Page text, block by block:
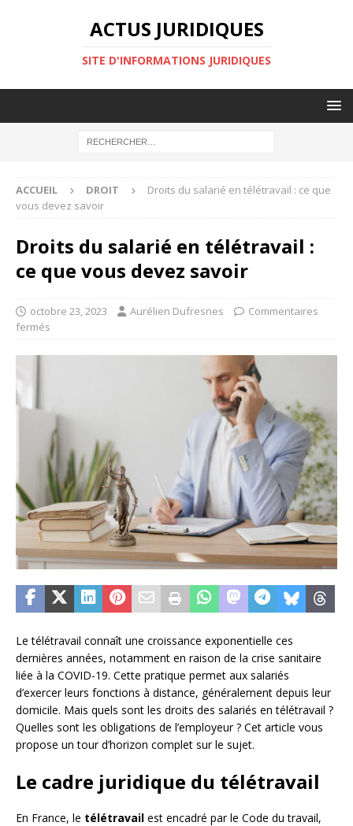
ACTUS JURIDIQUES
SITE D'INFORMATIONS JURIDIQUES
ACCUEIL DROIT
Droits du salarié en télétravail : ce que
vous devez savoir
Droits du salarié en télétravail :
ce que vous devez savoir
octobre 23, 2023 Aurélien Dufresnes
Commentaires
fermés
Le télétravail connaît une croissance exponentielle ces
dernières années, notamment en raison de la crise sanitaire
liée à la COVID-19. Cette pratique permet aux salariés
d’exercer leurs fonctions à distance, généralement depuis leur
domicile. Mais quels sont les droits des salariés en télétravail ?
Quelles sont les obligations de l’employeur ? Cet article vous
propose un tour d’horizon complet sur le sujet.
Le cadre juridique du télétravail
En France, le télétravail est encadré par le Code du travail,